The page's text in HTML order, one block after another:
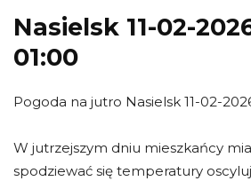
Nasielsk 11-02-
01:00
Pogoda na jutro Nasielsk 11-02-
W jutrzejszym dniu mieszkańcy
spodziewać się temperatury